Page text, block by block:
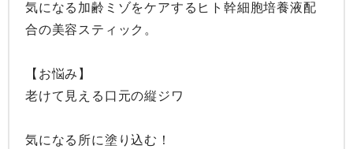
気になる加齢ミゾをケアするヒト幹細胞培養液配
合の美容スティック。
【お悩み】
老けて見える口元の縦ジワ
気になる所に塗り込む！